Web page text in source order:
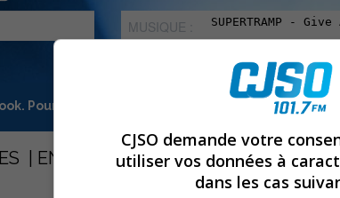
MUSIQUE :
Pour ne rien manquer à Sorel-Tracy et la
ENTREVUES OPINION
CJSO demande votre
utiliser vos données à
dans les cas